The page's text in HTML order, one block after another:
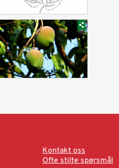
Kontakt oss
Ofte stilte spørsmål